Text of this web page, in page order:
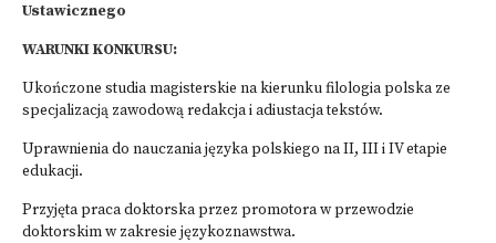
Ustawicznego
WARUNKI KONKURSU:
Ukończone studia magisterskie na kierunku filologia polska ze
specjalizacją zawodową redakcja i adiustacja tekstów.
Uprawnienia do nauczania języka polskiego na II, III i IV etapie
edukacji.
Przyjęta praca doktorska przez promotora w przewodzie
doktorskim w zakresie językoznawstwa.